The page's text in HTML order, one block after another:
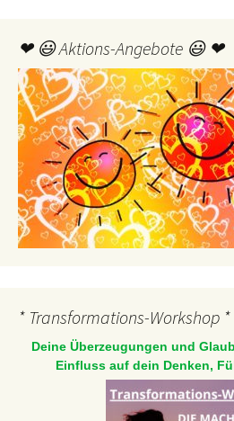
❤ 😃 Aktions-Angebote 😃 ❤
* Transformations-Workshop *
Deine Überzeugungen und
Einfluss auf dein Denken,